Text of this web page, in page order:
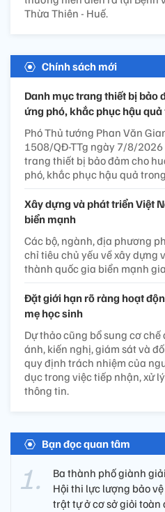
Thừa Thiên - Huế.
Chính sách mới
Danh mục trang thiết bị bảo
ứng phó, khắc phục hậu
Phó Thủ tướng Phan Văn
1508/QĐ-TTg ngày 7/8/
trang thiết bị bảo đảm cho
phó, khắc phục hậu quả
Xây dựng và phát triển Việt
biển mạnh
Các bộ, ngành, địa phương
chỉ tiêu chủ yếu về xây dựng
thành quốc gia biển mạnh
Đặt giới hạn rõ ràng hoạt
mẹ học sinh
Dự thảo cũng bổ sung cơ
ánh, kiến nghị, giám sát và
quy định trách nhiệm của
dục trong việc tiếp nhận, xử
thông tin.
Bạn đọc quan tâm
Ba thành phố giành
Hội thi lực lượng bảo
trật tự ở cơ sở giỏi toàn